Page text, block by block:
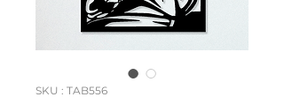
SKU : TAB556